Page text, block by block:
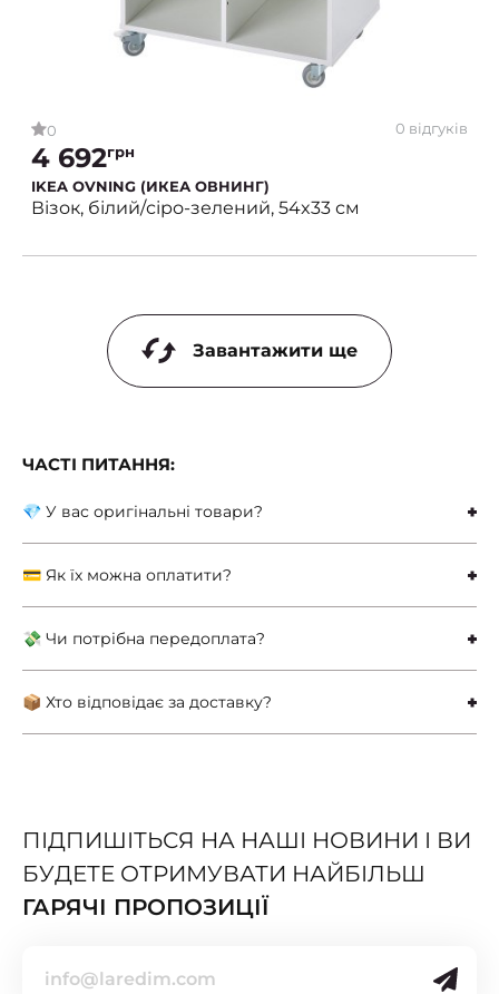
0 0 відгуків
4 692грн
IKEA OVNING (ИКЕА ОВНИНГ)
Візок, білий/сіро-зелений, 54x33 см
Завантажити ще
ЧАСТІ ПИТАННЯ:
💎 У вас оригінальні товари?
💳 Як їх можна оплатити?
💸 Чи потрібна передоплата?
📦 Хто відповідає за доставку?
ПІДПИШІТЬСЯ НА НАШІ НОВИНИ І ВИ
БУДЕТЕ ОТРИМУВАТИ НАЙБІЛЬШ
ГАРЯЧІ ПРОПОЗИЦІЇ